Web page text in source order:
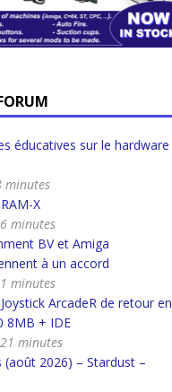
éducatives sur le hardware
minutes
X
minutes
BV et Amiga
à un accord
minutes
ArcadeR de retour en
8MB + IDE
minutes
2026) – Stardust –